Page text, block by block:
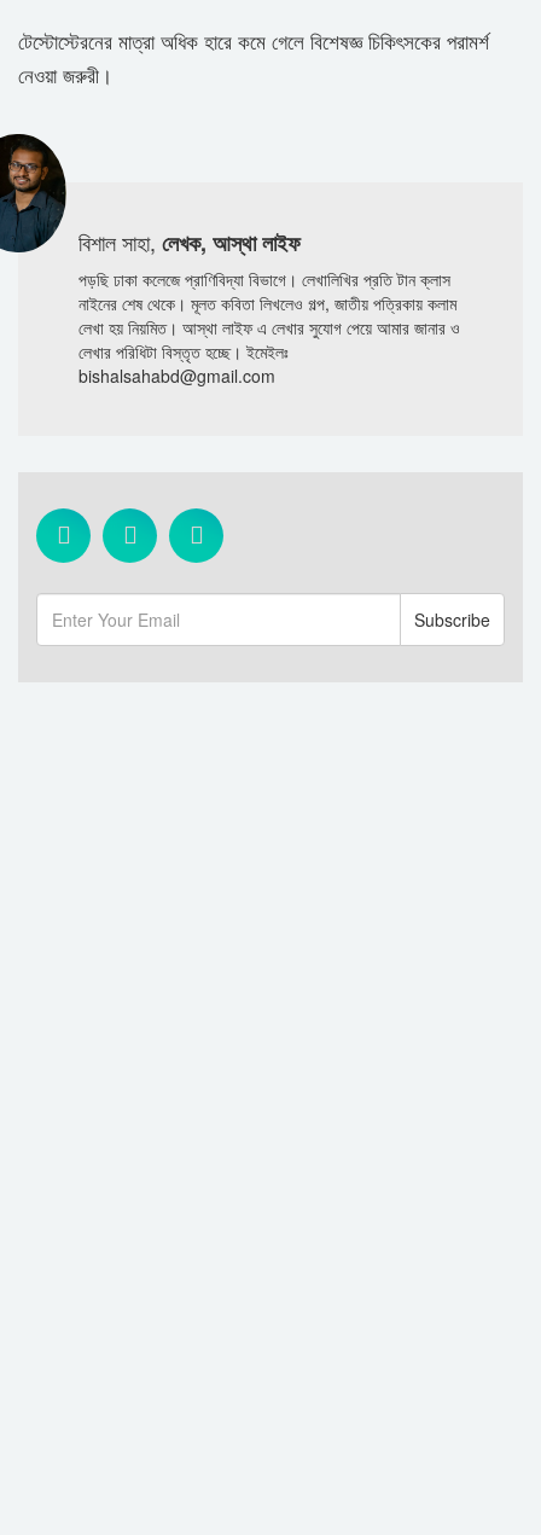
টেস্টোস্টেরনের মাত্রা অধিক হারে কমে গেলে বিশেষজ্ঞ চিকিৎসকের পরামর্শ
নেওয়া জরুরী।
বিশাল সাহা, লেখক, আস্থা লাইফ
পড়ছি ঢাকা কলেজে প্রাণিবিদ্যা বিভাগে। লেখালিখির প্রতি টান ক্লাস
নাইনের শেষ থেকে। মূলত কবিতা লিখলেও গল্প, জাতীয় পত্রিকায় কলাম
লেখা হয় নিয়মিত। আস্থা লাইফ এ লেখার সুযোগ পেয়ে আমার জানার ও
লেখার পরিধিটা বিস্তৃত হচ্ছে। ইমেইলঃ
bishalsahabd@gmail.com